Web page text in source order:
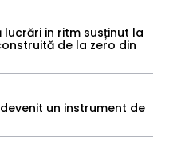
lucrări in ritm susținut la
de la zero din
un instrument de